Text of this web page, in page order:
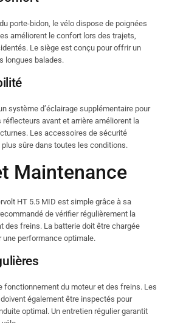
porte-bidon, le vélo dispose de poignées
améliorent le confort lors des trajets,
Le siège est conçu pour offrir un
longues balades.
système d’éclairage supplémentaire pour
avant et arrière améliorent la
Les accessoires de sécurité
sûre dans toutes les conditions.
Maintenance
HT 5.5 MID est simple grâce à sa
de vérifier régulièrement la
des freins. La batterie doit être chargée
une performance optimale.
fonctionnement du moteur et des freins. Les
également être inspectés pour
optimal. Un entretien régulier garantit